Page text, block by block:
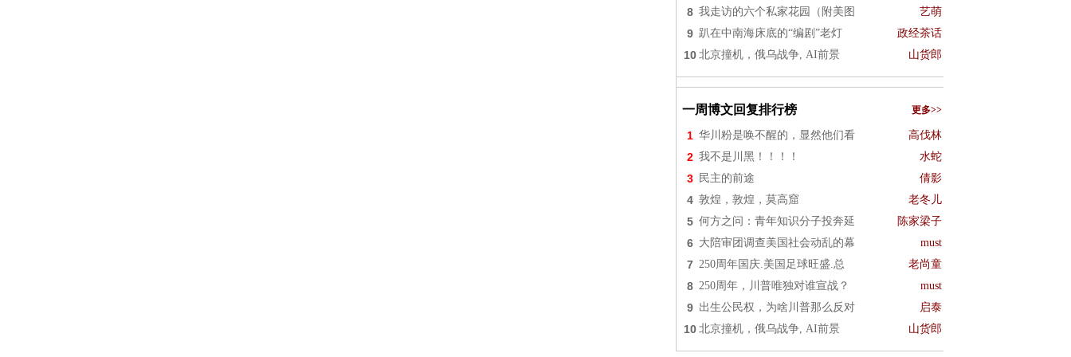
8 我走访的六个私家花园（附美图 艺萌
9 趴在中南海床底的“编剧”老灯 政经茶话
10 北京撞机，俄乌战争, AI前景 山货郎
一周博文回复排行榜 更多>>
1 华川粉是唤不醒的，显然他们看 高伐林
2 我不是川黑！！！！ 水蛇
3 民主的前途 倩影
4 敦煌，敦煌，莫高窟 老冬儿
5 何方之问：青年知识分子投奔延 陈家梁子
6 大陪审团调查美国社会动乱的幕 must
7 250周年国庆.美国足球旺盛.总 老尚童
8 250周年，川普唯独对谁宣战？ must
9 出生公民权，为啥川普那么反对 启泰
10 北京撞机，俄乌战争, AI前景 山货郎